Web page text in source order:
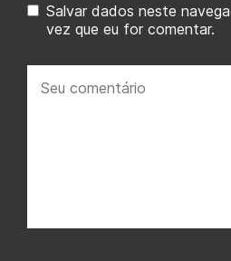
Salvar dados neste
vez que eu for comentar.
comentário: